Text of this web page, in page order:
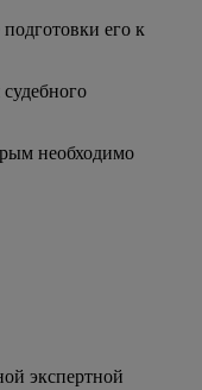
его к
необходимо
экспертной